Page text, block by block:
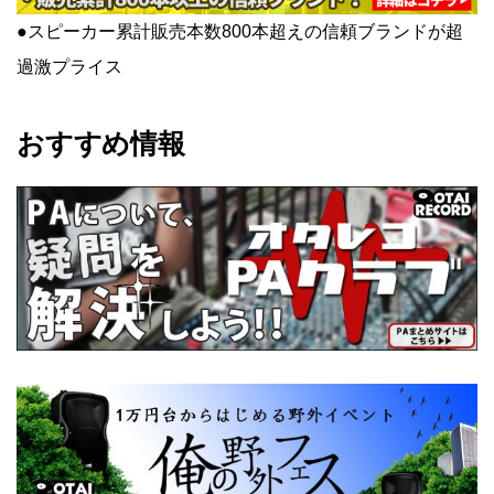
●スピーカー累計販売本数800本超えの信頼ブランドが超
過激プライス
おすすめ情報